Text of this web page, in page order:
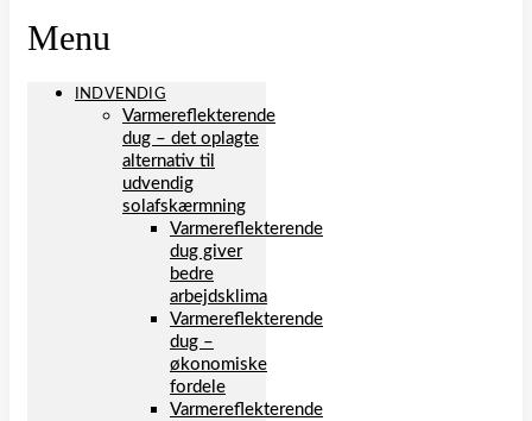
Menu
INDVENDIG
Varmereflekterende
dug – det oplagte
alternativ til
udvendig
solafskærmning
Varmereflekterende
dug giver
bedre
arbejdsklima
Varmereflekterende
dug –
økonomiske
fordele
Varmereflekterende